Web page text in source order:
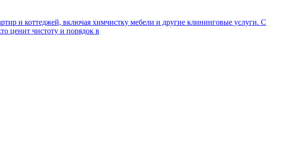
и коттеджей, включая химчистку мебели и другие клининговые услуги. С
ценит чистоту и порядок в